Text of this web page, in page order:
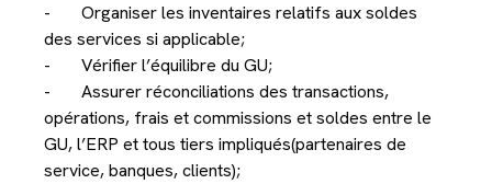
- Organiser les inventaires relatifs aux soldes
des services si applicable;
- Vérifier l’équilibre du GU;
- Assurer réconciliations des transactions,
opérations, frais et commissions et soldes entre le
GU, l’ERP et tous tiers impliqués(partenaires de
service, banques, clients);